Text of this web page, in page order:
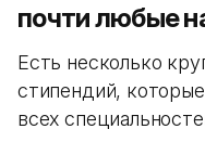
почти любые
Есть несколько
стипендий,
всех